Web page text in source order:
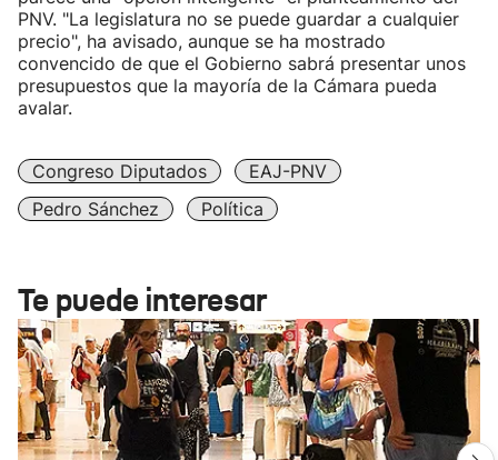
PNV. "La legislatura no se puede guardar a cualquier
precio", ha avisado, aunque se ha mostrado
convencido de que el Gobierno sabrá presentar unos
presupuestos que la mayoría de la Cámara pueda
avalar.
Congreso Diputados
EAJ-PNV
Pedro Sánchez
Política
Te puede interesar